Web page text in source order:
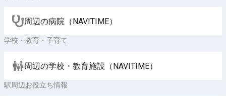
周辺の病院（NAVITIME）
学校・教育・子育て
周辺の学校・教育施設（NAVITIME）
駅周辺お役立ち情報